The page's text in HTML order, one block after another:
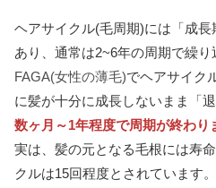
ヘアサイクル(毛周期)には「成
あり、通常は2~6年の周期で繰り
FAGA(女性の薄毛)でヘアサイク
に髪が十分に成長しないまま「
数ヶ月～1年程度で周期が終わり
実は、髪の元となる毛根には寿
クルは15回程度とされています